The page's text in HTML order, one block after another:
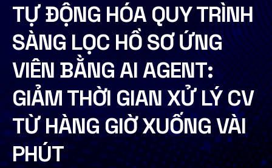
TỰ ĐỘNG HÓA QUY TRÌNH
SÀNG LỌC HỒ SƠ ỨNG
VIÊN BẰNG AI AGENT:
GIẢM THỜI GIAN XỬ LÝ CV
TỪ HÀNG GIỜ XUỐNG VÀI
PHÚT